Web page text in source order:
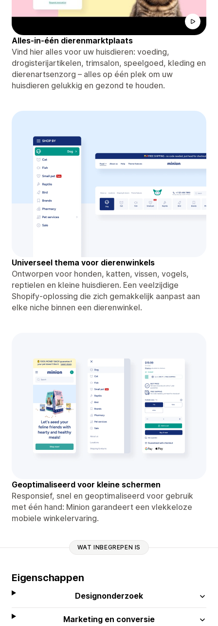
Alles-in-één dierenmarktplaats
Vind hier alles voor uw huisdieren: voeding,
drogisterijartikelen, trimsalon, speelgoed, kleding en
dierenartsenzorg – alles op één plek om uw
huisdieren gelukkig en gezond te houden.
Universeel thema voor dierenwinkels
Ontworpen voor honden, katten, vissen, vogels,
reptielen en kleine huisdieren. Een veelzijdige
Shopify-oplossing die zich gemakkelijk aanpast aan
elke niche binnen een dierenwinkel.
Geoptimaliseerd voor kleine schermen
Responsief, snel en geoptimaliseerd voor gebruik
met één hand: Minion garandeert een vlekkeloze
mobiele winkelervaring.
WAT INBEGREPEN IS
Eigenschappen
Designonderzoek
Marketing en conversie